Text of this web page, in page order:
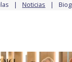
Noticias